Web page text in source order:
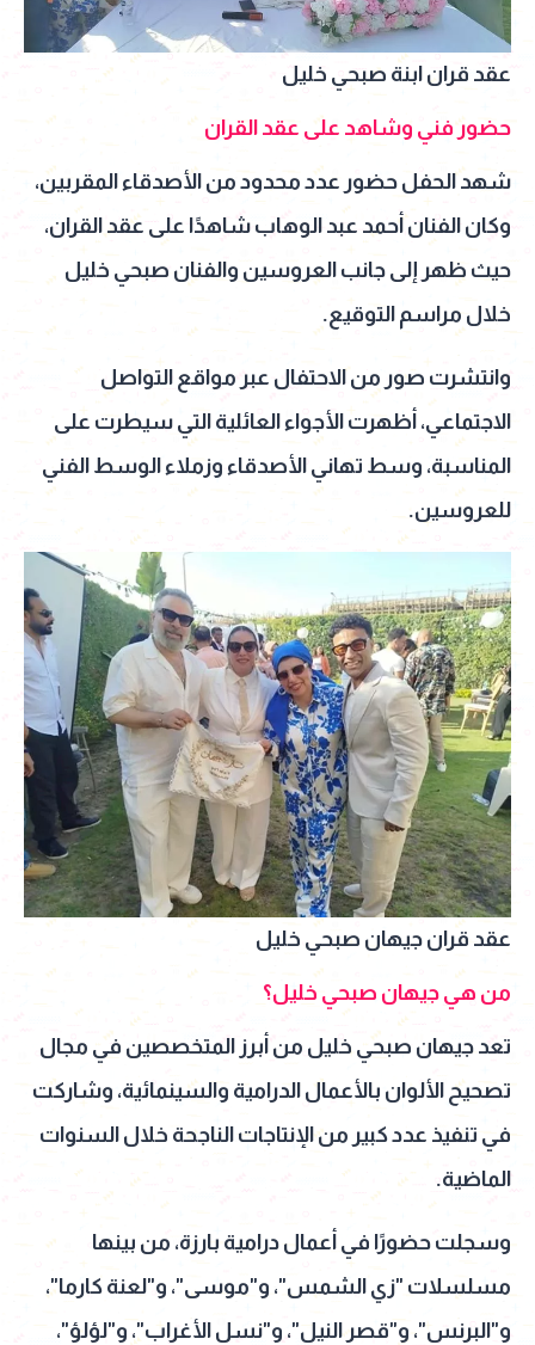
عقد قران ابنة صبحي خليل
حضور فني وشاهد على عقد القران
شهد الحفل حضور عدد محدود من الأصدقاء المقربين،
وكان الفنان أحمد عبد الوهاب شاهدًا على عقد القران،
حيث ظهر إلى جانب العروسين والفنان صبحي خليل
خلال مراسم التوقيع.
وانتشرت صور من الاحتفال عبر مواقع التواصل
الاجتماعي، أظهرت الأجواء العائلية التي سيطرت على
المناسبة، وسط تهاني الأصدقاء وزملاء الوسط الفني
للعروسين.
عقد قران جيهان صبحي خليل
من هي جيهان صبحي خليل؟
تعد جيهان صبحي خليل من أبرز المتخصصين في مجال
تصحيح الألوان بالأعمال الدرامية والسينمائية، وشاركت
في تنفيذ عدد كبير من الإنتاجات الناجحة خلال السنوات
الماضية.
وسجلت حضورًا في أعمال درامية بارزة، من بينها
مسلسلات "زي الشمس"، و"موسى"، و"لعنة كارما"،
و"البرنس"، و"قصر النيل"، و"نسل الأغراب"، و"لؤلؤ"،